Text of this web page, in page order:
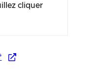
cliquer